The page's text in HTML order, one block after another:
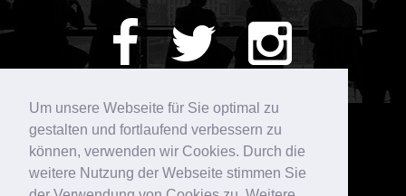
Um unsere Webseite für Sie optimal zu
gestalten und fortlaufend verbessern zu
können, verwenden wir Cookies. Durch die
weitere Nutzung der Webseite stimmen Sie
STARTPLATZ
420Bewertungen auf ProvenExpert.com
Kontakt